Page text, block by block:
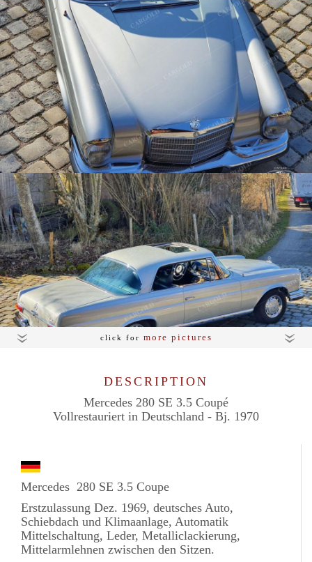
click for more pictures
DESCRIPTION
Mercedes 280 SE 3.5 Coupé
Vollrestauriert in Deutschland - Bj. 1970
Mercedes 280 SE 3.5 Coupe
Erstzulassung Dez. 1969, deutsches Auto,
Schiebdach und Klimaanlage, Automatik
Mittelschaltung, Leder, Metalliclackierung,
Mittelarmlehnen zwischen den Sitzen.